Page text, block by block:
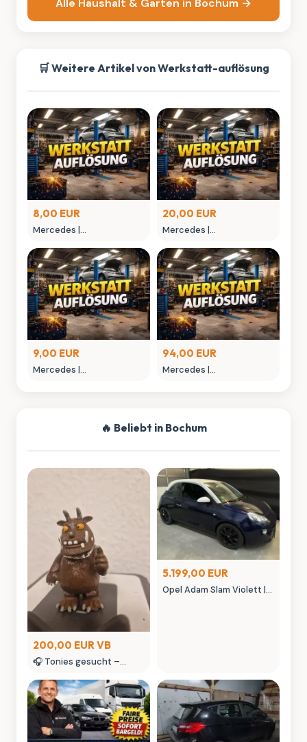
🛒 Weitere Artikel von Werkstatt-auflösung
8,00 EUR
Mercedes |
20,00 EUR
Mercedes |
9,00 EUR
Mercedes |
94,00 EUR
Mercedes |
🔥 Beliebt in Bochum
200,00 EUR VB
🎧 Tonies gesucht –
seltene Tonies
Sammlerstücke
5.199,00 EUR
Opel Adam Slam Violett |